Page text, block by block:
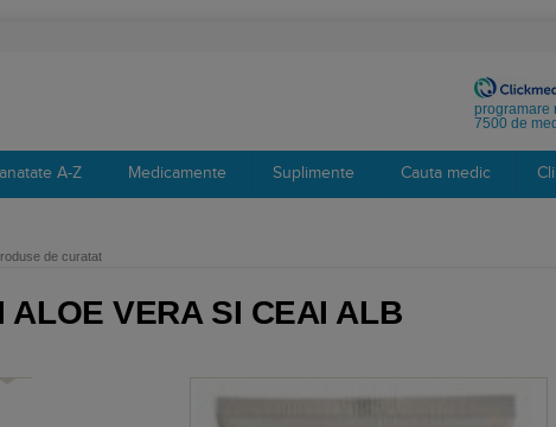
programare
7500 de
A-Z Medicamente Suplimente Cauta medic
de curatat
ALOE VERA SI CEAI ALB